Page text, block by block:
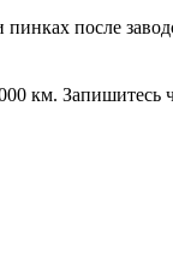
после
км. Запишитесь